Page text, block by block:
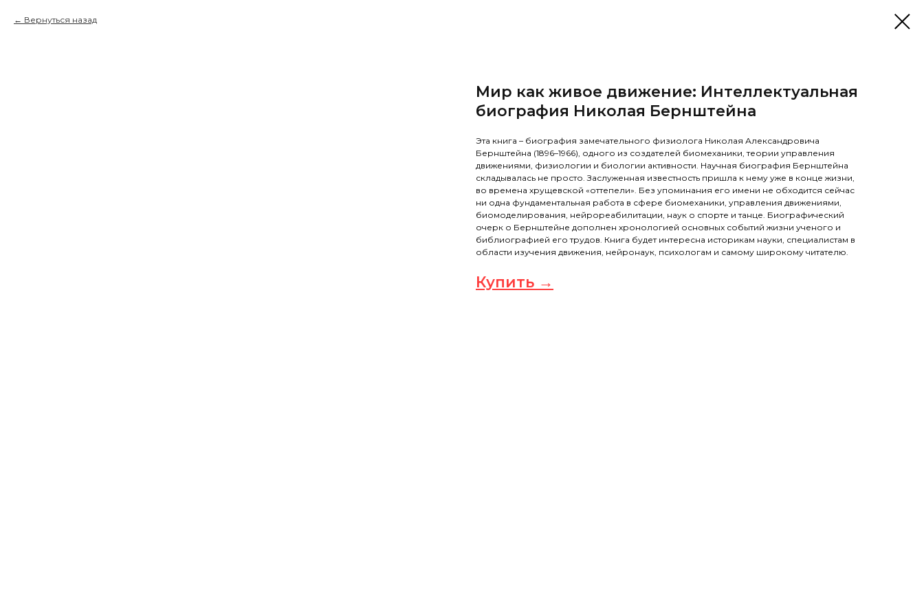
Вернуться назад
Мир как живое движение: Интеллектуальная
биография Николая Бернштейна
Эта книга – биография замечательного физиолога Николая Александровича
Бернштейна (1896–1966), одного из создателей биомеханики, теории управления
движениями, физиологии и биологии активности. Научная биография Бернштейна
складывалась не просто. Заслуженная известность пришла к нему уже в конце жизни,
во времена хрущевской «оттепели». Без упоминания его имени не обходится сейчас
ни одна фундаментальная работа в сфере биомеханики, управления движениями,
биомоделирования, нейрореабилитации, наук о спорте и танце. Биографический
очерк о Бернштейне дополнен хронологией основных событий жизни ученого и
библиографией его трудов. Книга будет интересна историкам науки, специалистам в
области изучения движения, нейронаук, психологам и самому широкому читателю.
Купить →